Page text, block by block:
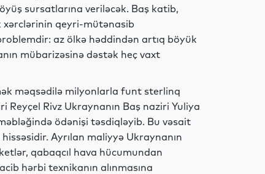
sursatlarına veriləcək. Baş katib,
qeyri-mütənasib
az ölkə həddindən artıq böyük
mübarizəsinə dəstək heç vaxt
məqsədilə milyonlarla funt sterlinq
Rivz Ukraynanın Baş naziri Yuliya
ödənişi təsdiqləyib. Bu vəsait
Ayrılan maliyyə Ukraynanın
qabaqcıl hava hücumundan
hərbi texnikanın alınmasına